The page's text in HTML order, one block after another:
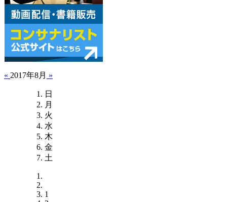
« 2017年8月 »
日
月
火
水
木
金
土
1